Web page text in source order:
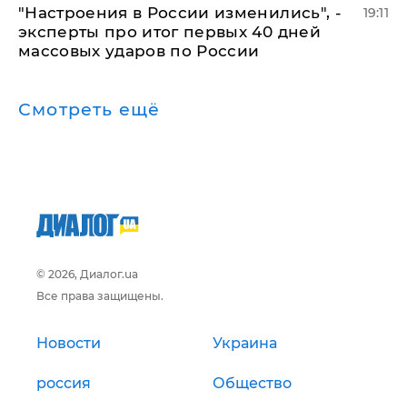
"Настроения в России изменились", -
эксперты про итог первых 40 дней
массовых ударов по России
19:11
Смотреть ещё
© 2026, Диалог.ua
Все права защищены.
Новости Украина
россия Общество